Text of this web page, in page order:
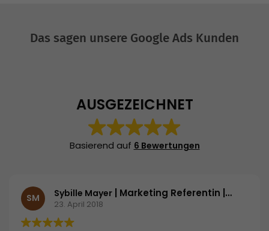
Das sagen unsere Google Ads Kunden
AUSGEZEICHNET
Basierend auf 6 Bewertungen
SM Sybille Mayer | Marketing Referentin | Bosch und Siemens Hausgeräte GmbH
23. April 2018